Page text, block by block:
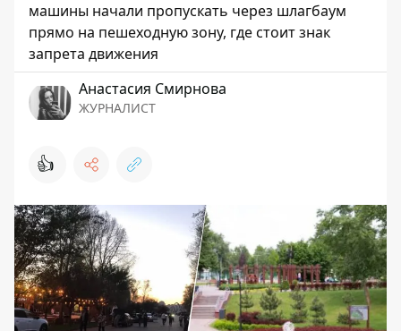
машины начали пропускать через шлагбаум
прямо на пешеходную зону, где стоит знак
запрета движения
Анастасия Смирнова
ЖУРНАЛИСТ
👍